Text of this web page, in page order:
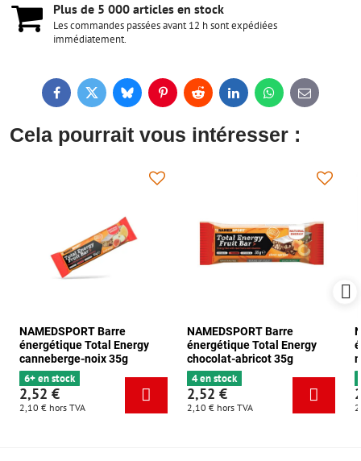
Plus de 5 000 articles en stock
Les commandes passées avant 12 h sont expédiées
immédiatement.
FacebookTwitterBlueskyPinterestReddit LinkedInWhatsApp
E-
mail
Cela pourrait vous intéresser :
NAMEDSPORT Barre
énergétique Total Energy
canneberge-noix 35g
6+ en stock
2,52 €
2,10 € hors TVA
NAMEDSPORT Barre
énergétique Total Energy
chocolat-abricot 35g
4 en stock
2,52 €
2,10 € hors TVA